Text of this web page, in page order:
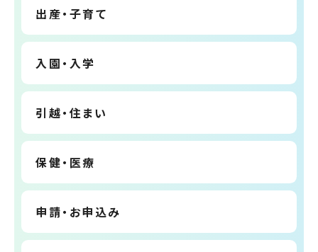
出産・子育て
入園・入学
引越・住まい
保健・医療
申請・お申込み